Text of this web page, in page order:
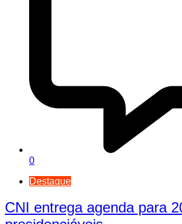
0
Destaque
CNI entrega agenda para